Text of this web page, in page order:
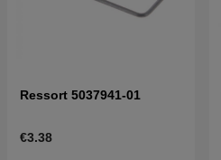
Ressort 5037941-01
€3.38